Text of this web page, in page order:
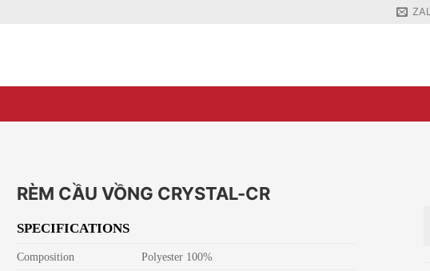
RÈM CẦU VỒNG CRYSTAL-CR
SPECIFICATIONS
Composition Polyester 100%